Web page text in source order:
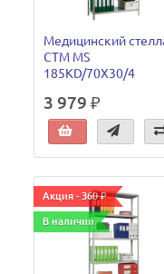
Медицинский
СТМ MS
185KD/70Х30/4
3 979 ₽
Акция - 360 ₽
В наличии